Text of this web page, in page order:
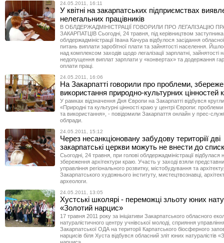
24.05.2011, 16:11
У квітні на закарпатських підприємствах
нелегальних працівників
В ОБЛДЕРЖАДМІНІСТРАЦІЇ ГОВОРИЛИ ПРО ЛЕГАЛІЗАЦІЮ
ЗАКАРПАТЦІВ Сьогодні, 24 травня, під керівництвом
облдержадміністрації Івана Качура відбулося засідання
питань виплати заробітної плати та зайнятості населення.
над комплексом заходів щодо легалізації зарплатні, зайнятості
недопущення виплат зарплати у «конвертах» та додержання
оплати праці.
24.05.2011, 16:06
На Закарпатті говорили про проблеми,
використання природно-культурних цінностей
У рамках відзначення Дня Європи на Закарпатті відбувся
«Природні та культурні цінності краю у центрі Європи:
та використання», - повідомили Закарпаття онлайн у прес-
облради.
24.05.2011, 15:12
Через несанкціоновану забудову територіії дві
закарпатські церкви можуть не внести до
Сьогодні, 24 травня, при голові облдержадміністрації
збереження архітектури краю. Участь у заході взяли
управління регіонального розвитку, містобудування та
Закарпатського художнього інституту, мистецтвознавці,
археологи.
24.05.2011, 13:05
Хустські школярі - переможці зльоту юних
«Золотий нарцис»
17 травня 2011 року за ініціативи Закарпатського обласного
натуралістичного центру учнівської молоді, сприяння
Закарпатської ОДА на території Карпатського біосферного
нарцисів біля Хуста відбувся обласний зліт юних натуралістів